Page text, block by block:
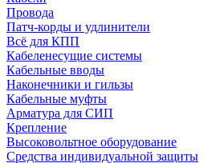
Провода
Патч-корды и удлинители
Всё для КПП
Кабеленесущие системы
Кабельные вводы
Наконечники и гильзы
Кабельные муфты
Арматура для СИП
Крепление
Высоковольтное оборудование
Средства индивидуальной защиты